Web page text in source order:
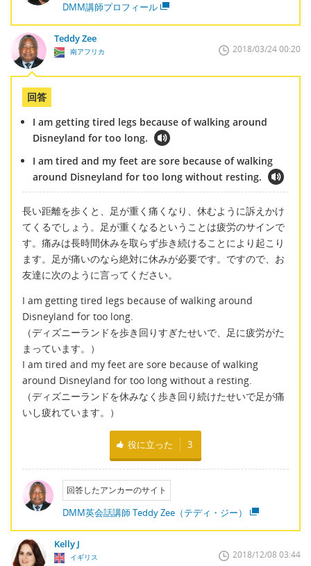
DMM講師プロフィール
Teddy Zee
南アフリカ 2018/03/24 00:20
回答
I am getting tired legs because of walking around
Disneyland for too long.
I am tired and my feet are sore because of walking
around Disneyland for too long without resting.
長い距離を歩くと、足が重く痛くなり、休むように訴えかけ
てくるでしょう。足が重くなるということは疲労のサインで
す。痛みは長時間休みを取らず歩き続けることにより起こり
ます。足が痛いのなら絶対に休みが必要です。ですので、お
友達に次のように言ってください。
I am getting tired legs because of walking around
Disneyland for too long.
（ディズニーランドを歩き回りすぎたせいで、足に疲労がた
まっています。）
I am tired and my feet are sore because of walking
around Disneyland for too long without a resting.
（ディズニーランドを休みなく歩き回り続けたせいで足が痛
いし疲れています。）
役に立った 3
回答したアンカーのサイト
DMM英会話講師 Teddy Zee（テディ・ジー）
Kelly J
イギリス 2018/12/08 03:44